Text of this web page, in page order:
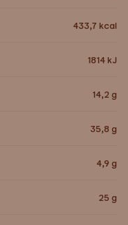
433,7 kcal
1814kJ
14,2 g
35,8 g
4,9 g
25 g